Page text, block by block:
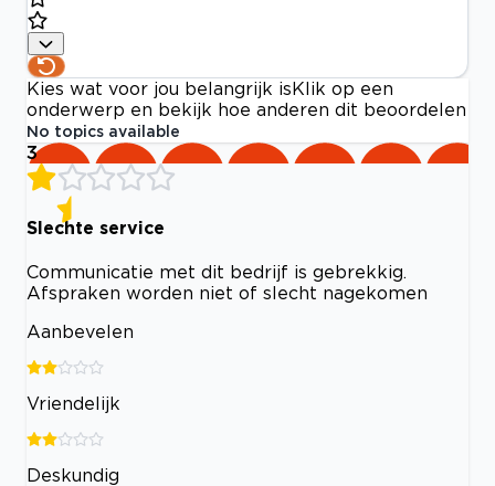
Kies wat voor jou belangrijk is Klik op een
onderwerp en bekijk hoe anderen dit beoordelen
No topics available
3
Slechte service
Communicatie met dit bedrijf is gebrekkig.
Afspraken worden niet of slecht nagekomen
Aanbevelen
Vriendelijk
Deskundig